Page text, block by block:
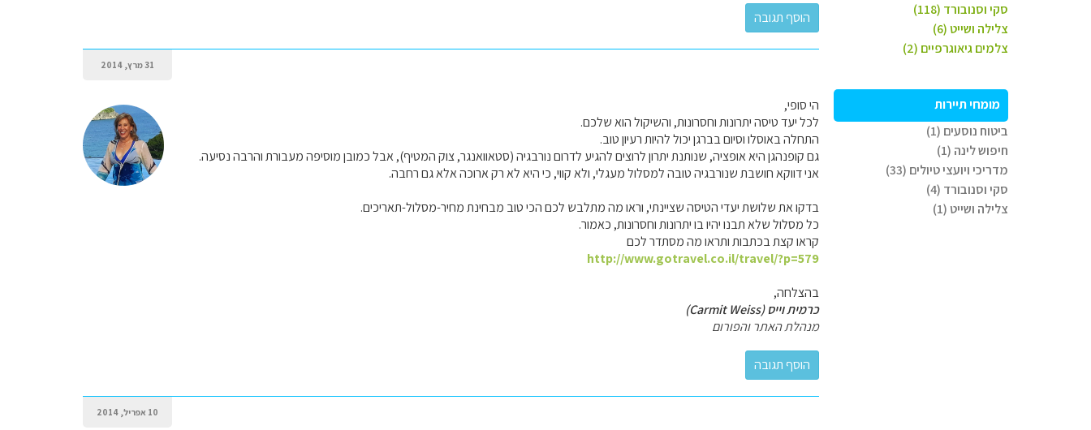
סקי וסנובורד (118)
צלילה ושייט (6)
צלמים גיאוגרפיים (2)
מומחי תיירות
ביטוח נוסעים (1)
חיפוש לינה (1)
מדריכי ויועצי טיולים (33)
סקי וסנובורד (4)
צלילה ושייט (1)
31 מרץ, 2014
הי סופי,
לכל יעד טיסה יתרונות וחסרונות, והשיקול הוא שלכם.
התחלה באוסלו וסיום בברגן יכול להיות רעיון טוב.
גם קופנהגן היא אופציה, שנותנת יתרון לרוצים להגיע לדרום נורבגיה (סטאוואנגר, צוק המטיף), אבל כמובן מוסיפה מעבורת והרבה נסיעה.
אני דווקא חושבת שנורבגיה טובה למסלול מעגלי, ולא קווי, כי היא לא רק ארוכה אלא גם רחבה.
בדקו את שלושת יעדי הטיסה שציינתי, וראו מה מתלבש לכם הכי טוב מבחינת מחיר-מסלול-תאריכים.
כל מסלול שלא תבנו יהיו בו יתרונות וחסרונות, כאמור.
קראו קצת בכתבות ותראו מה מסתדר לכם
http://www.gotravel.co.il/travel/?p=579
בהצלחה,
כרמית וייס (Carmit Weiss)
מנהלת האתר והפורום
10 אפריל, 2014